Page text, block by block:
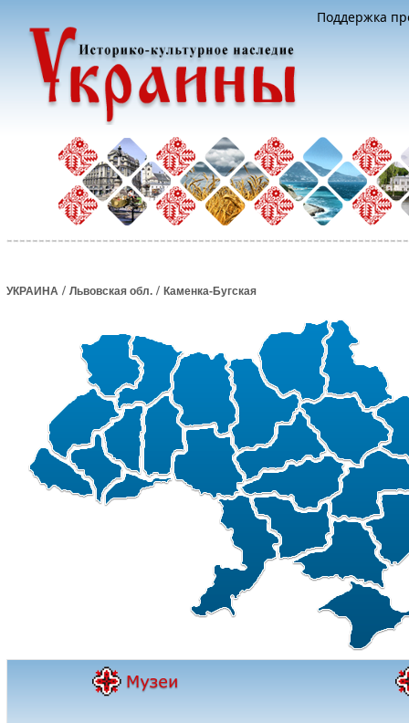
Поддержка
УКРАИНА / Львовская обл. / Каменка-Бугская